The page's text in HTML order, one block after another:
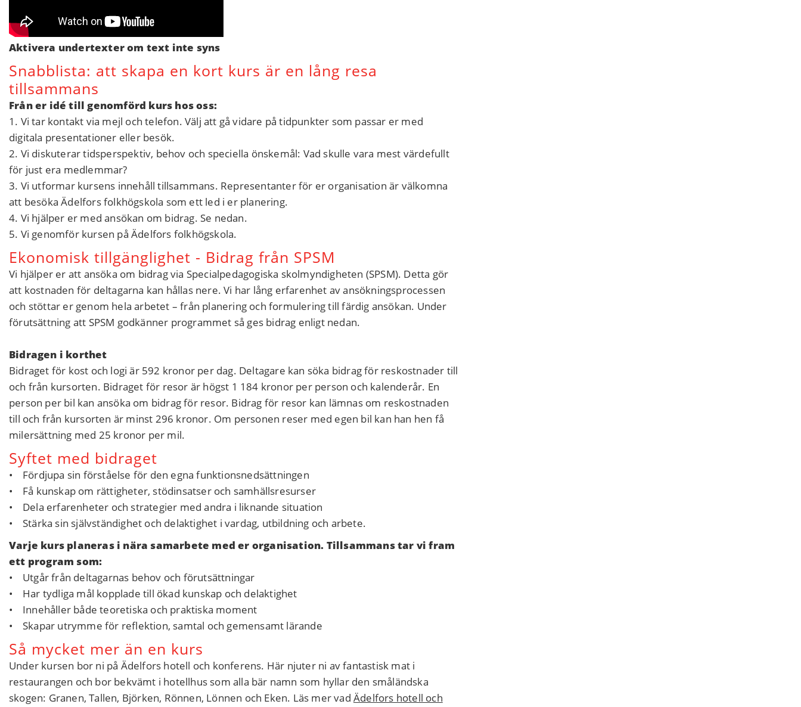
Aktivera undertexter om text inte syns
Snabblista: att skapa en kort kurs är en lång resa
tillsammans
Från er idé till genomförd kurs hos oss:
1. Vi tar kontakt via mejl och telefon. Välj att gå vidare på tidpunkter som passar er med
digitala presentationer eller besök.
2. Vi diskuterar tidsperspektiv, behov och speciella önskemål: Vad skulle vara mest värdefullt
för just era medlemmar?
3. Vi utformar kursens innehåll tillsammans. Representanter för er organisation är välkomna
att besöka Ädelfors folkhögskola som ett led i er planering.
4. Vi hjälper er med ansökan om bidrag. Se nedan.
5. Vi genomför kursen på Ädelfors folkhögskola.
Ekonomisk tillgänglighet - Bidrag från SPSM
Vi hjälper er att ansöka om bidrag via Specialpedagogiska skolmyndigheten (SPSM). Detta gör
att kostnaden för deltagarna kan hållas nere. Vi har lång erfarenhet av ansökningsprocessen
och stöttar er genom hela arbetet – från planering och formulering till färdig ansökan. Under
förutsättning att SPSM godkänner programmet så ges bidrag enligt nedan.
Bidragen i korthet
Bidraget för kost och logi är 592 kronor per dag. Deltagare kan söka bidrag för reskostnader till
och från kursorten. Bidraget för resor är högst 1 184 kronor per person och kalenderår. En
person per bil kan ansöka om bidrag för resor. Bidrag för resor kan lämnas om reskostnaden
till och från kursorten är minst 296 kronor. Om personen reser med egen bil kan han hen få
milersättning med 25 kronor per mil.
Syftet med bidraget
• Fördjupa sin förståelse för den egna funktionsnedsättningen
• Få kunskap om rättigheter, stödinsatser och samhällsresurser
• Dela erfarenheter och strategier med andra i liknande situation
• Stärka sin självständighet och delaktighet i vardag, utbildning och arbete.
Varje kurs planeras i nära samarbete med er organisation. Tillsammans tar vi fram
ett program som:
• Utgår från deltagarnas behov och förutsättningar
• Har tydliga mål kopplade till ökad kunskap och delaktighet
• Innehåller både teoretiska och praktiska moment
• Skapar utrymme för reflektion, samtal och gemensamt lärande
Så mycket mer än en kurs
Under kursen bor ni på Ädelfors hotell och konferens. Här njuter ni av fantastisk mat i
restaurangen och bor bekvämt i hotellhus som alla bär namn som hyllar den småländska
skogen: Granen, Tallen, Björken, Rönnen, Lönnen och Eken. Läs mer vadÄdelfors hotell och